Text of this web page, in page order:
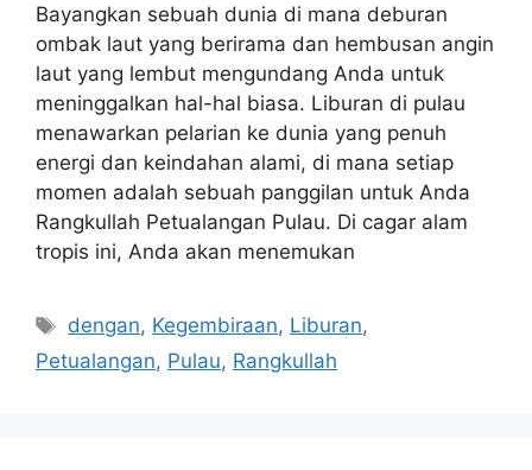
Bayangkan sebuah dunia di mana deburan
ombak laut yang berirama dan hembusan angin
laut yang lembut mengundang Anda untuk
meninggalkan hal-hal biasa. Liburan di pulau
menawarkan pelarian ke dunia yang penuh
energi dan keindahan alami, di mana setiap
momen adalah sebuah panggilan untuk Anda
Rangkullah Petualangan Pulau. Di cagar alam
tropis ini, Anda akan menemukan
Tags
dengan, Kegembiraan, Liburan,
Petualangan, Pulau, Rangkullah